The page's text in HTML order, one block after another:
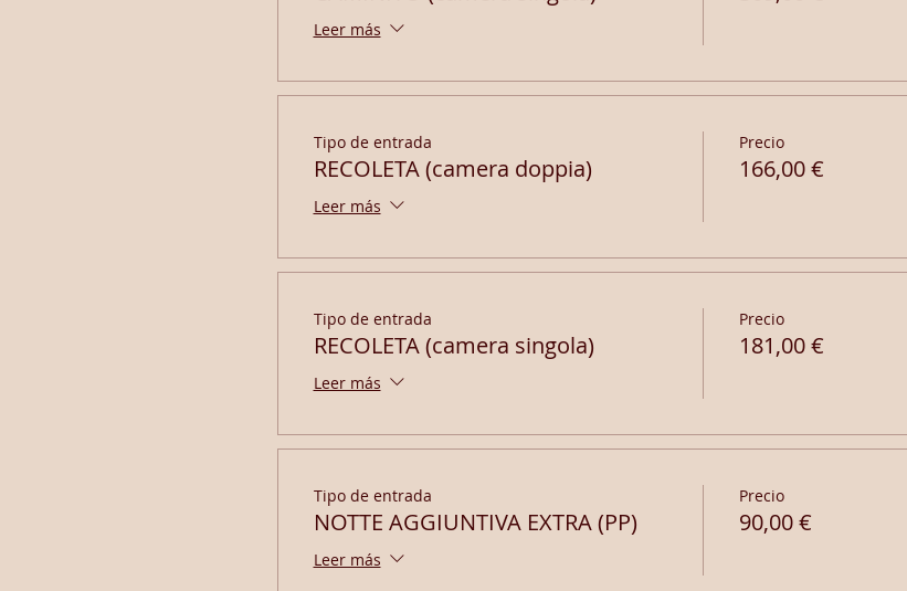
Leer más
Tipo de entrada
RECOLETA (camera doppia)
Leer más
Precio
166,00 €
Tipo de entrada
RECOLETA (camera singola)
Leer más
Precio
181,00 €
Tipo de entrada
NOTTE AGGIUNTIVA EXTRA (PP)
Leer más
Precio
90,00 €